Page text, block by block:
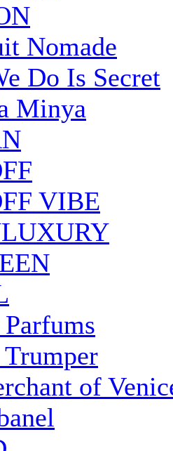
Nomade
Do Is Secret
Minya
VIBE
Parfums
Trumper
of